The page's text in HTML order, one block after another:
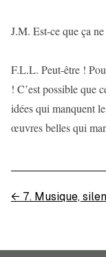
J.M. Est-ce que ça
F.L.L. Peut-être !
! C’est possible que
idées qui manquent
œuvres belles qui
← 7. Musique,